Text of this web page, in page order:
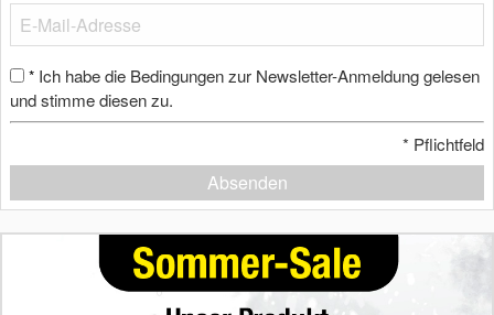
* Ich habe die Bedingungen zur Newsletter-Anmeldung gelesen
und stimme diesen zu.
* Pflichtfeld
Absenden